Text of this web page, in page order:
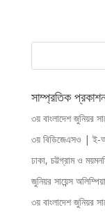
সাম্প্রতিক
৩য় বাংলাদেশ জুনিয়র
৩য় বিডিজেএসও | ই-
ঢাকা, চট্টগ্রাম ও
জুনিয়র সায়েন্স
৩য় বাংলাদেশ জুনিয়র